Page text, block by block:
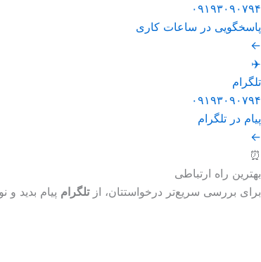
۰۹۱۹۳۰۹۰۷۹۴
پاسخگویی در ساعات کاری
←
✈️
تلگرام
۰۹۱۹۳۰۹۰۷۹۴
پیام در تلگرام
←
⏰
بهترین راه ارتباطی
برای بررسی سریع‌تر درخواستتان، ازتلگرام پیام بدید